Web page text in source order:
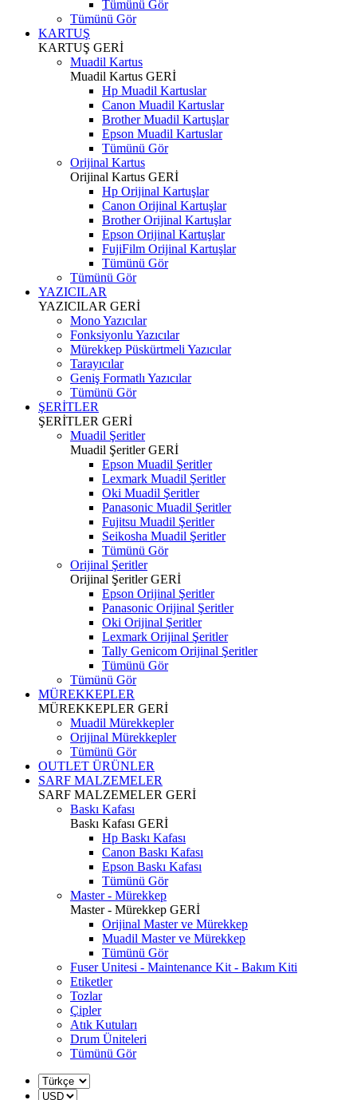
Tümünü Gör
Tümünü Gör
KARTUŞ
KARTUŞ GERİ
Muadil Kartus
Muadil Kartus GERİ
Hp Muadil Kartuslar
Canon Muadil Kartuslar
Brother Muadil Kartuşlar
Epson Muadil Kartuslar
Tümünü Gör
Orijinal Kartus
Orijinal Kartus GERİ
Hp Orijinal Kartuşlar
Canon Orijinal Kartuşlar
Brother Orijinal Kartuşlar
Epson Orijinal Kartuşlar
FujiFilm Orijinal Kartuşlar
Tümünü Gör
Tümünü Gör
YAZICILAR
YAZICILAR GERİ
Mono Yazıcılar
Fonksiyonlu Yazıcılar
Mürekkep Püskürtmeli Yazıcılar
Tarayıcılar
Geniş Formatlı Yazıcılar
Tümünü Gör
ŞERİTLER
ŞERİTLER GERİ
Muadil Şeritler
Muadil ŞeritlerGERİ
Epson Muadil Şeritler
Lexmark Muadil Şeritler
Oki Muadil Şeritler
Panasonic Muadil Şeritler
Fujitsu Muadil Şeritler
Seikosha Muadil Şeritler
Tümünü Gör
Orijinal Şeritler
Orijinal ŞeritlerGERİ
Epson Orijinal Şeritler
Panasonic Orijinal Şeritler
Oki Orijinal Şeritler
Lexmark Orijinal Şeritler
Tally Genicom Orijinal Şeritler
Tümünü Gör
Tümünü Gör
MÜREKKEPLER
MÜREKKEPLER GERİ
Muadil Mürekkepler
Orijinal Mürekkepler
Tümünü Gör
OUTLET ÜRÜNLER
SARF MALZEMELER
SARF MALZEMELER GERİ
Baskı Kafası
Baskı Kafası GERİ
Hp Baskı Kafası
Canon Baskı Kafası
Epson Baskı Kafası
Tümünü Gör
Master - Mürekkep
Master - Mürekkep GERİ
Orijinal Master ve Mürekkep
Muadil Master ve Mürekkep
Tümünü Gör
Fuser Unitesi - Maintenance Kit - Bakım Kiti
Etiketler
Tozlar
Çipler
Atık Kutuları
Drum Üniteleri
Tümünü Gör